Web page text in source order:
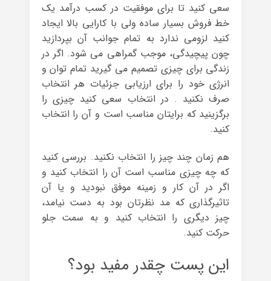
سعی کنید تا برای موفقیت در کسب درآمد یک
خط فروش بسیار ساده ولی با کارایی بالا ایجاد
کنید لزومی ندارد به تمام جوانب آن بپردازید
چون پیچیدگی، موجب گمراهی می شود. اگر در
زندگی برای چیزی تصمیم می گیرید تمام توان و
انرژی خود را برای ارزیابی جزئیات هر انتخاب
صرف نکنید . در انتخاب سعی کنید چیزی را
برگزینید که برایتان مناسب است و آن را انتخاب
کنید.
هم زمان چند چیز را انتخاب نکنید. بررسی کنید
که چه چیزی مناسب است آن را انتخاب کنید و
اگر در آن کار و زمینه موفق نبودید و یا آن
تاثیرگذاری که مد نظرتان بود به دست نیامد،
چیز دیگری را انتخاب کنید و به سمت جلو
حرکت کنید.
این پست چقدر مفید بود؟